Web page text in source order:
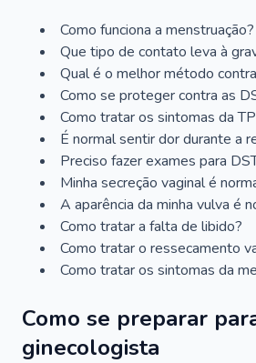
Como funciona a menstruação?
Que tipo de contato leva à
Qual é o melhor método
Como se proteger contra as
Como tratar os sintomas da
É normal sentir dor durante a
Preciso fazer exames para
Minha secreção vaginal é
A aparência da minha vulva é
Como tratar a falta de libido?
Como tratar o ressecamento
Como tratar os sintomas da
Como se preparar
ginecologista